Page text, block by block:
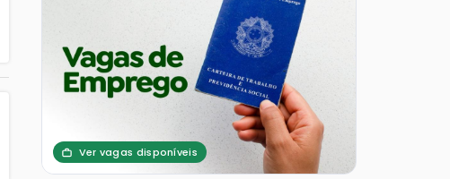
Ver vagas disponíveis